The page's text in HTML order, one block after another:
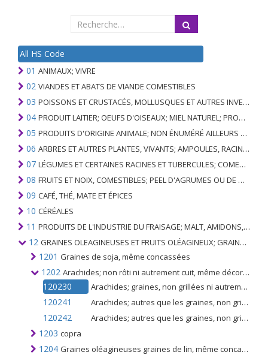
All HS Code
01 ANIMAUX; VIVRE
02 VIANDES ET ABATS DE VIANDE COMESTIBLES
03 POISSONS ET CRUSTACÉS, MOLLUSQUES ET AUTRES INVERTÉBRÉS AQUATIQUES
04 PRODUIT LAITIER; OEUFS D'OISEAUX; MIEL NATUREL; PRODUITS COMESTIBLES D'ORIGINE ANIMALE, NON ÉNUMÉRÉS AILLEURS OU INCLUS
05 PRODUITS D'ORIGINE ANIMALE; NON ÉNUMÉRÉ AILLEURS OU INCLUS
06 ARBRES ET AUTRES PLANTES, VIVANTS; AMPOULES, RACINES ET ANALOGUES; FLEURS COUPEES ET FEUILLAGE ORNEMENTAL
07 LÉGUMES ET CERTAINES RACINES ET TUBERCULES; COMESTIBLE
08 FRUITS ET NOIX, COMESTIBLES; PEEL D'AGRUMES OU DE MELONS
09 CAFÉ, THÉ, MATE ET ÉPICES
10 CÉRÉALES
11 PRODUITS DE L'INDUSTRIE DU FRAISAGE; MALT, AMIDONS, INULINE, GLUTEN DE BLÉ
12 GRAINES OLEAGINEUSES ET FRUITS OLÉAGINEUX; GRAINS DIVERS, GRAINES ET FRUITS, PLANTES INDUSTRIELLES OU MÉDICINALES; PAILLE ET FOURRAGE
1201 Graines de soja, même concassées
1202 Arachides; non rôti ni autrement cuit, même décortiqué ou cassé
120230 Arachides; graines, non grillées ni autrement cuites, même décortiquées ou cassées
120241 Arachides; autres que les graines, non grillées ni autrement cuites, en coques
120242 Arachides; autres que les graines, non grillées ni autrement cuites, décortiquées, même concassées,
1203 copra
1204 Graines oléagineuses graines de lin, même concassées